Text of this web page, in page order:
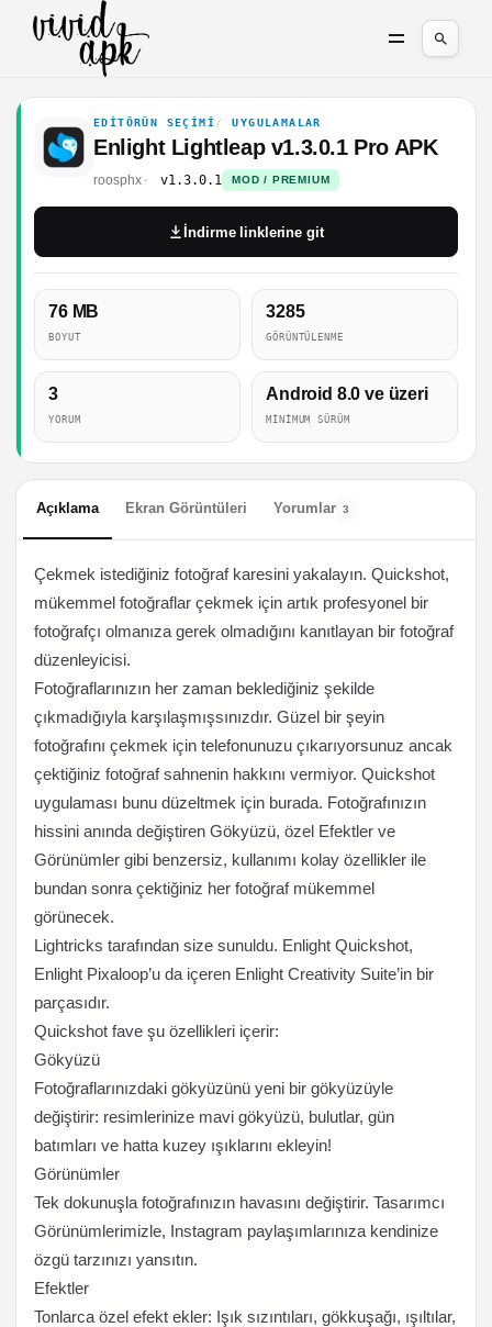
EDITÖRÜN SEÇIMI UYGULAMALAR
Enlight Lightleap v1.3.0.1 Pro APK
roosphx v1.3.0.1 MOD / PREMIUM
76 MB
BOYUT
3285
GÖRÜNTÜLENME
3
YORUM
Android 8.0 ve üzeri
MINIMUM SÜRÜM
İndirme linklerine git
Açıklama Ekran Görüntüleri Yorumlar 3
Çekmek istediğiniz fotoğraf karesini yakalayın. Quickshot,
mükemmel fotoğraflar çekmek için artık profesyonel bir
fotoğrafçı olmanıza gerek olmadığını kanıtlayan bir fotoğraf
düzenleyicisi.
Fotoğraflarınızın her zaman beklediğiniz şekilde
çıkmadığıyla karşılaşmışsınızdır. Güzel bir şeyin
fotoğrafını çekmek için telefonunuzu çıkarıyorsunuz ancak
çektiğiniz fotoğraf sahnenin hakkını vermiyor. Quickshot
uygulaması bunu düzeltmek için burada. Fotoğrafınızın
hissini anında değiştiren Gökyüzü, özel Efektler ve
Görünümler gibi benzersiz, kullanımı kolay özellikler ile
bundan sonra çektiğiniz her fotoğraf mükemmel
görünecek.
Lightricks tarafından size sunuldu. Enlight Quickshot,
Enlight Pixaloop’u da içeren Enlight Creativity Suite’in bir
parçasıdır.
Quickshot fave şu özellikleri içerir:
Gökyüzü
Fotoğraflarınızdaki gökyüzünü yeni bir gökyüzüyle
değiştirir: resimlerinize mavi gökyüzü, bulutlar, gün
batımları ve hatta kuzey ışıklarını ekleyin!
Görünümler
Tek dokunuşla fotoğrafınızın havasını değiştirir. Tasarımcı
Görünümlerimizle, Instagram paylaşımlarınıza kendinize
özgü tarzınızı yansıtın.
Efektler
Tonlarca özel efekt ekler: Işık sızıntıları, gökkuşağı, ışıltılar,